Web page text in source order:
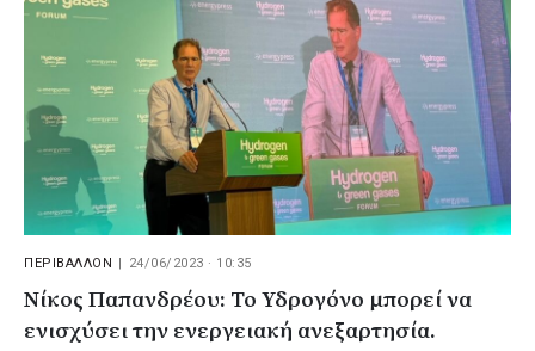
ΠΕΡΙΒΑΛΛΟΝ 24/06/2023 · 10:35
Νίκος Παπανδρέου: Το Υδρογόνο μπορεί να
ενισχύσει την ενεργειακή ανεξαρτησία.